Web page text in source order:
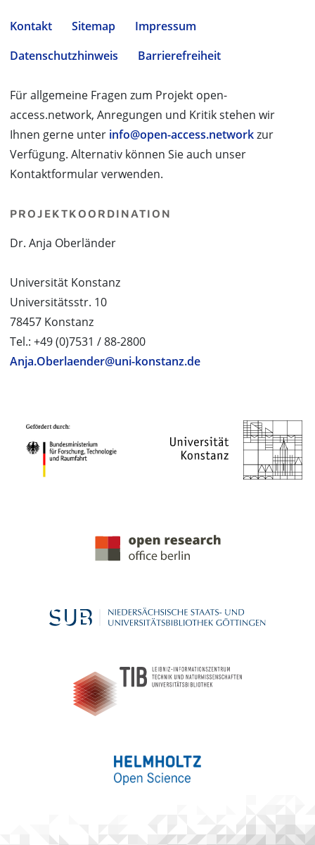
Kontakt Sitemap
Impressum
Datenschutzhinweis
Barrierefreiheit
Für allgemeine Fragen zum Projekt open-
access.network, Anregungen und Kritik stehen wir
Ihnen gerne unter info@open-access.networkzur
Verfügung. Alternativ können Sie auch unser
Kontaktformular verwenden.
PROJEKTKOORDINATION
Dr. Anja Oberländer
Universität Konstanz
Universitätsstr. 10
78457 Konstanz
Tel.: +49 (0)7531 / 88-2800
Anja.Oberlaender@uni-konstanz.de